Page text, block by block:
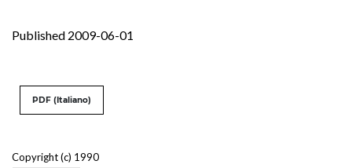
Published 2009-06-01
Copyright (c) 1990
PDF (Italiano)